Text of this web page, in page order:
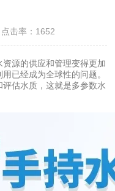
击率：1652
源的供应和管理变得更加
已经成为全球性的问题。
估水质，这就是多参数水